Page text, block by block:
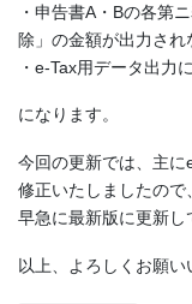
・申告書A・Bの各第
除」の金額が出力され
・e-Tax用データ出力
になります。
今回の更新では、主
修正いたしましたので
早急に最新版に更新し
以上、よろしくお願い